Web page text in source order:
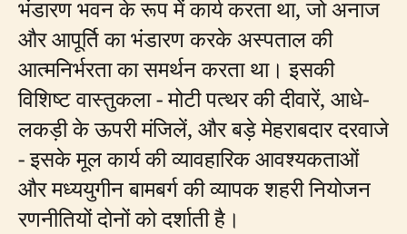
भंडारण भवन के रूप में कार्य करता था, जो अनाज
और आपूर्ति का भंडारण करके अस्पताल की
आत्मनिर्भरता का समर्थन करता था। इसकी
विशिष्ट वास्तुकला - मोटी पत्थर की दीवारें, आधे-
लकड़ी के ऊपरी मंजिलें, और बड़े मेहराबदार दरवाजे
- इसके मूल कार्य की व्यावहारिक आवश्यकताओं
और मध्ययुगीन बामबर्ग की व्यापक शहरी नियोजन
रणनीतियों दोनों को दर्शाती है।